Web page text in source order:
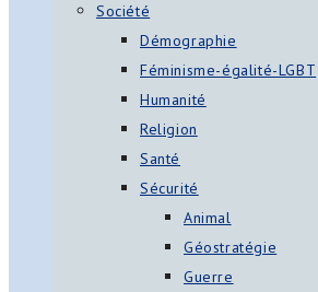
Société
Démographie
Féminisme-égalité-LGBT
Humanité
Religion
Santé
Sécurité
Animal
Géostratégie
Guerre